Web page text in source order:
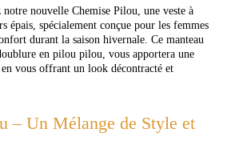
notre nouvelle Chemise Pilou, une veste à
épais, spécialement conçue pour les femmes
durant la saison hivernale. Ce manteau
en pilou pilou, vous apportera une
vous offrant un look décontracté et
– Un Mélange de Style et